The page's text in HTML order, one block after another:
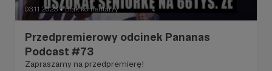
03.11.2023 ● Brak komentarzy
Przedpremierowy odcinek Pananas
Podcast #73
Zapraszamy na przedpremierę!